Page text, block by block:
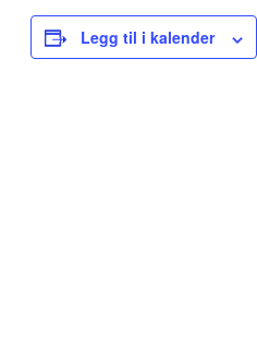
Legg til i kalender